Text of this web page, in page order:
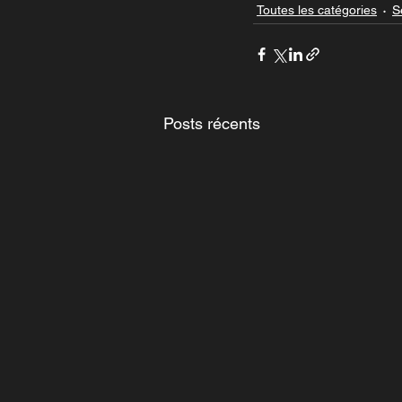
Toutes les catégories
Posts récents